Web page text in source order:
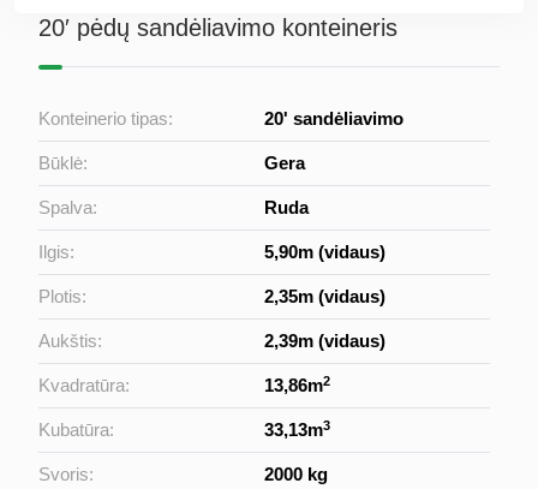
20′ pėdų sandėliavimo konteineris
Konteinerio tipas: 20' sandėliavimo
Būklė: Gera
Spalva: Ruda
Ilgis: 5,90m (vidaus)
Plotis: 2,35m (vidaus)
Aukštis: 2,39m (vidaus)
Kvadratūra: 13,86m2
Kubatūra: 33,13m3
Svoris: 2000 kg